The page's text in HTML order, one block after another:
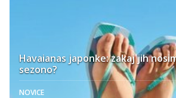
Havaianas japonke: zakaj jih
sezono?
NOVICE